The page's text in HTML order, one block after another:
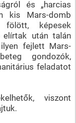
és „harcias
kis Mars-domb
képesek
elírtak után talán
fejlett Mars-
gondozók,
feladatot
viszont